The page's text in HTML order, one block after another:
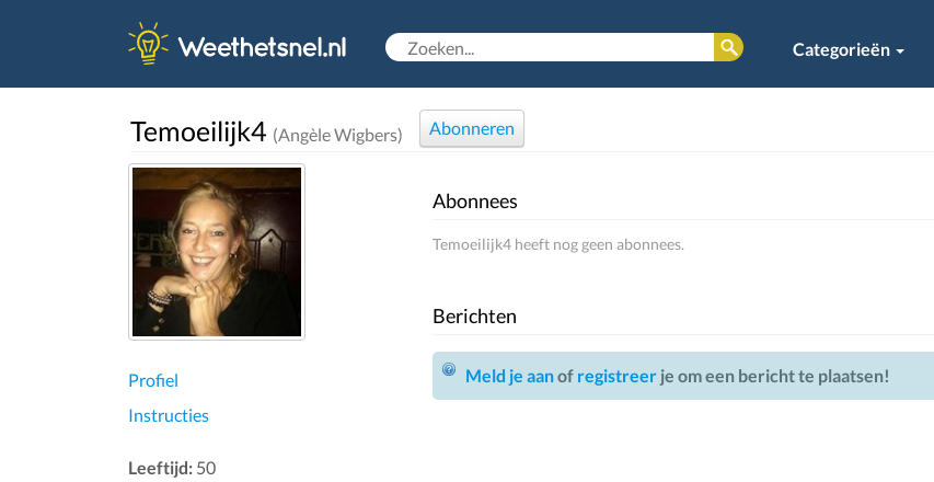
Categorieën
Temoeilijk4 (Angèle Wigbers) Abonneren
Profiel
Instructies
Leeftijd: 50
Abonnees
Temoeilijk4 heeft nog geen abonnees.
Berichten
Meld je aanof registreerje om een bericht te plaatsen!